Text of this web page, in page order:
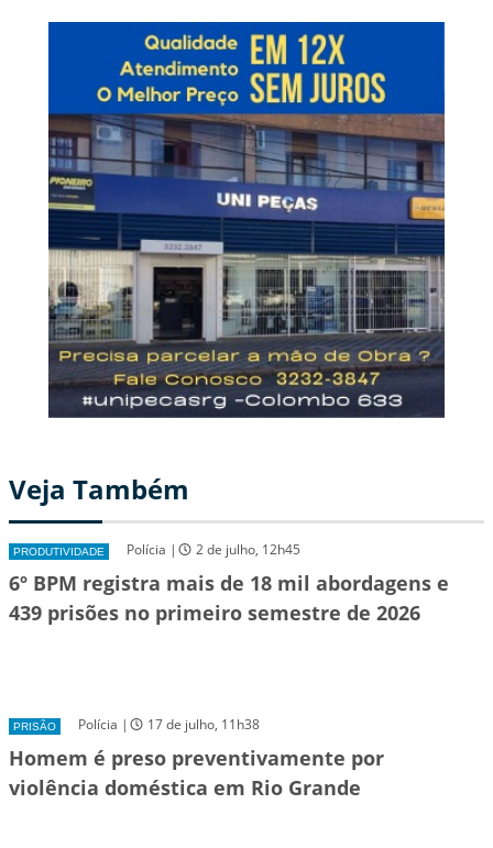
Veja Também
PRODUTIVIDADE Polícia | 2 de julho, 12h45
6º BPM registra mais de 18 mil abordagens e
439 prisões no primeiro semestre de 2026
PRISÃO Polícia | 17 de julho, 11h38
Homem é preso preventivamente por
violência doméstica em Rio Grande